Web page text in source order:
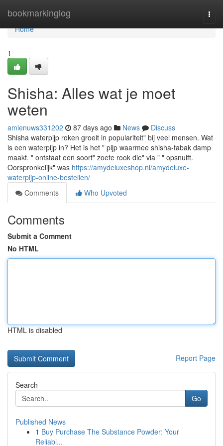
bookmarkinglog
Home
Home
1
Shisha: Alles wat je moet
weten
amienuws331202 87 days ago News
Discuss
Shisha waterpijp roken groeit in populariteit" bij veel mensen. Wat
is een waterpijp in? Het is het " pijp waarmee shisha-tabak damp
maakt. " ontstaat een soort" zoete rook die" via " " opsnuift.
Oorspronkelijk" was https://amydeluxeshop.nl/amydeluxe-
waterpijp-online-bestellen/
Comments
Who Upvoted
Comments
Submit a Comment
No HTML
HTML is disabled
Report Page
Search
Go
Published News
1 Buy Purchase The Substance Powder: Your
Reliabl...